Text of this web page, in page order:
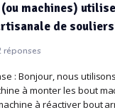
machines)
de
réponses
: Bonjour, nous
à monter les bout
à réactiver bout